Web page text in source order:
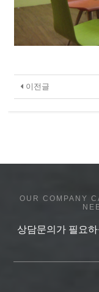
이전글
OUR COMPANY
상담문의가 필요